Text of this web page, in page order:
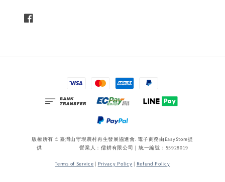
版權所有 © 臺灣山守現農村再生發展協進會. 電子商務由 EasyStore提
供 營業人：儒耕有限公司｜統一編號：55928019
Terms of Service | Privacy Policy | Refund Policy